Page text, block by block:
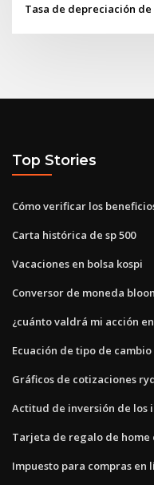
Tasa de depreciación
Top Stories
Cómo verificar los
Carta histórica de sp 500
Vacaciones en bolsa kospi
Conversor de moneda
¿cuánto valdrá mi acción en
Ecuación de tipo de
Gráficos de cotizaciones
Actitud de inversión de los
Tarjeta de regalo de home
Impuesto para compras en